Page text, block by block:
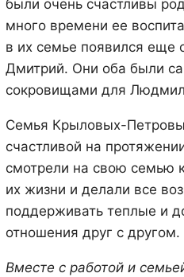
были очень счастливы
много времени ее
в их семье появился еще
Дмитрий. Они оба были
сокровищами для
Семья Крыловых-
счастливой на
смотрели на свою семью
их жизни и делали все
поддерживать теплые и
отношения друг с другом.
Вместе с работой и